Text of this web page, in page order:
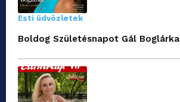
Esti üdvözletek
Boldog Születésnapot Gál Boglárka